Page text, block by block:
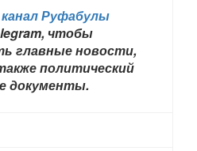
канал Руфабулы
чтобы
главные новости,
политический
документы.